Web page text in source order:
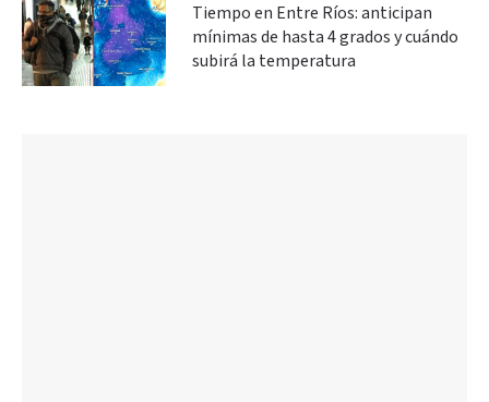
Tiempo en Entre Ríos: anticipan
mínimas de hasta 4 grados y cuándo
subirá la temperatura